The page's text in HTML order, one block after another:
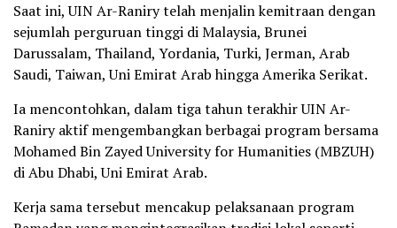
Saat ini, UIN Ar-Raniry telah menjalin kemitraan dengan
sejumlah perguruan tinggi di Malaysia, Brunei
Darussalam, Thailand, Yordania, Turki, Jerman, Arab
Saudi, Taiwan, Uni Emirat Arab hingga Amerika Serikat.
Ia mencontohkan, dalam tiga tahun terakhir UIN Ar-
Raniry aktif mengembangkan berbagai program bersama
Mohamed Bin Zayed University for Humanities (MBZUH)
di Abu Dhabi, Uni Emirat Arab.
Kerja sama tersebut mencakup pelaksanaan program